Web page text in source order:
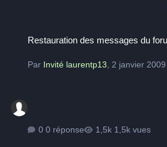
Restauration des messages du
Par Invité laurentp13 2 janvier 2009
0 réponse 1,5k vues